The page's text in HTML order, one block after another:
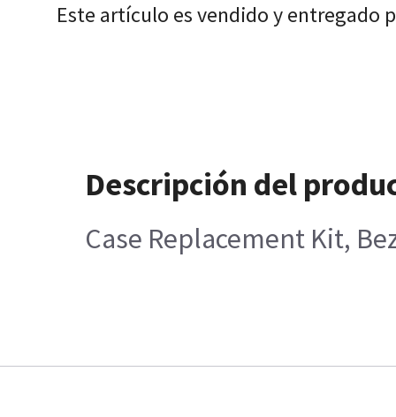
Este artículo es vendido y entregado
Descripción del
Case Replacement Kit,